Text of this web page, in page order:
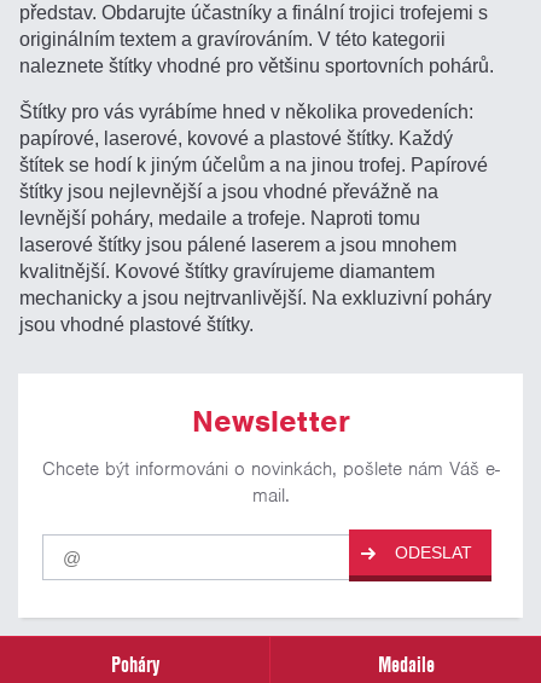
představ. Obdarujte účastníky a finální trojici trofejemi s
originálním textem a gravírováním. V této kategorii
naleznete štítky vhodné pro většinu sportovních pohárů.
Štítky pro vás vyrábíme hned v několika provedeních:
papírové, laserové, kovové a plastové štítky. Každý
štítek se hodí k jiným účelům a na jinou trofej. Papírové
štítky jsou nejlevnější a jsou vhodné převážně na
levnější poháry, medaile a trofeje. Naproti tomu
laserové štítky jsou pálené laserem a jsou mnohem
kvalitnější. Kovové štítky gravírujeme diamantem
mechanicky a jsou nejtrvanlivější. Na exkluzivní poháry
jsou vhodné plastové štítky.
Newsletter
Chcete být informováni o novinkách, pošlete nám Váš e-
mail.
Pro
odběr
našich
ODESLAT
Poháry
Medaile